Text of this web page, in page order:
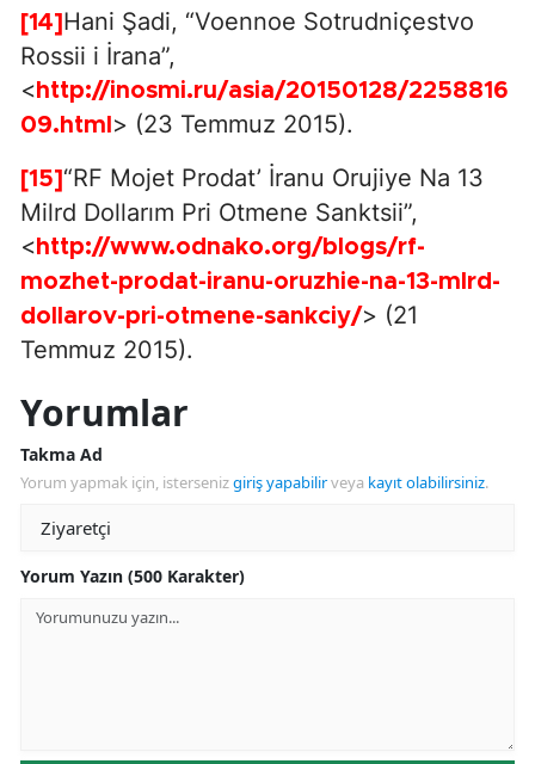
[14] Hani Şadi, “Voennoe Sotrudniçestvo
Rossii i İrana”,
< http://inosmi.ru/asia/20150128/2258816
09.html > (23 Temmuz 2015).
[15] “RF Mojet Prodat’ İranu Orujiye Na 13
Milrd Dollarım Pri Otmene Sanktsii”,
< http://www.odnako.org/blogs/rf-
mozhet-prodat-iranu-oruzhie-na-13-mlrd-
dollarov-pri-otmene-sankciy/> (21
Temmuz 2015).
Yorumlar
Takma Ad
Yorum yapmak için, istersenizgiriş yapabilirveya kayıt olabilirsiniz.
Yorum Yazın (500 Karakter)